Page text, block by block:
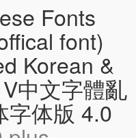
Fonts
font)
Korean &
中文字體亂
字体版 4.0